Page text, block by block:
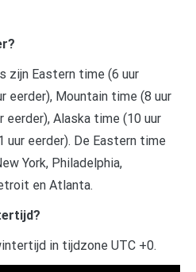
zijn Eastern time (6 uur
eerder), Mountain time (8 uur
eerder), Alaska time (10 uur
uur eerder). De Eastern time
York, Philadelphia,
en Atlanta.
in tijdzone UTC +0.